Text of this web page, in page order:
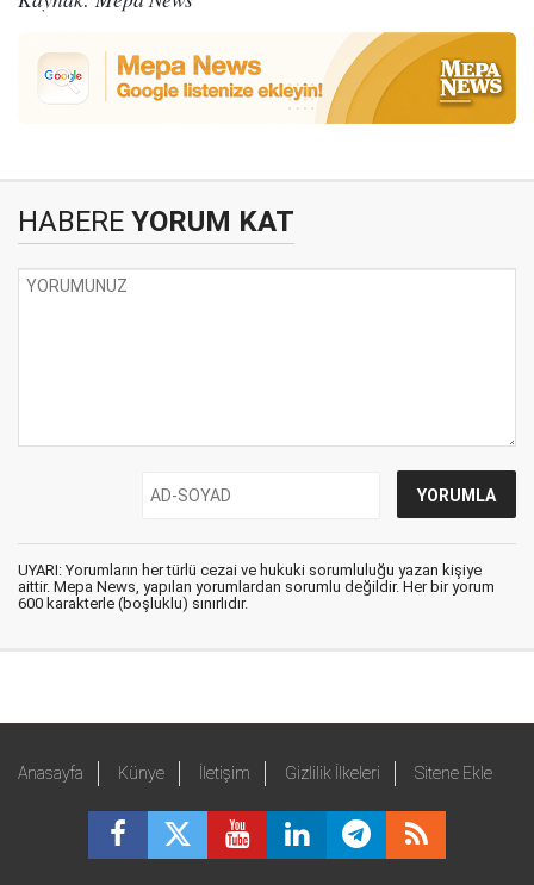
HABERE YORUM KAT
UYARI: Yorumların her türlü cezai ve hukuki sorumluluğu yazan kişiye
aittir. Mepa News, yapılan yorumlardan sorumlu değildir. Her bir yorum
600 karakterle (boşluklu) sınırlıdır.
Anasayfa Künye İletişim Gizlilik İlkeleri Sitene Ekle